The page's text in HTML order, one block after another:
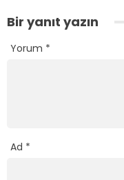
Bir yanıt yazın
Yorum *
Ad *